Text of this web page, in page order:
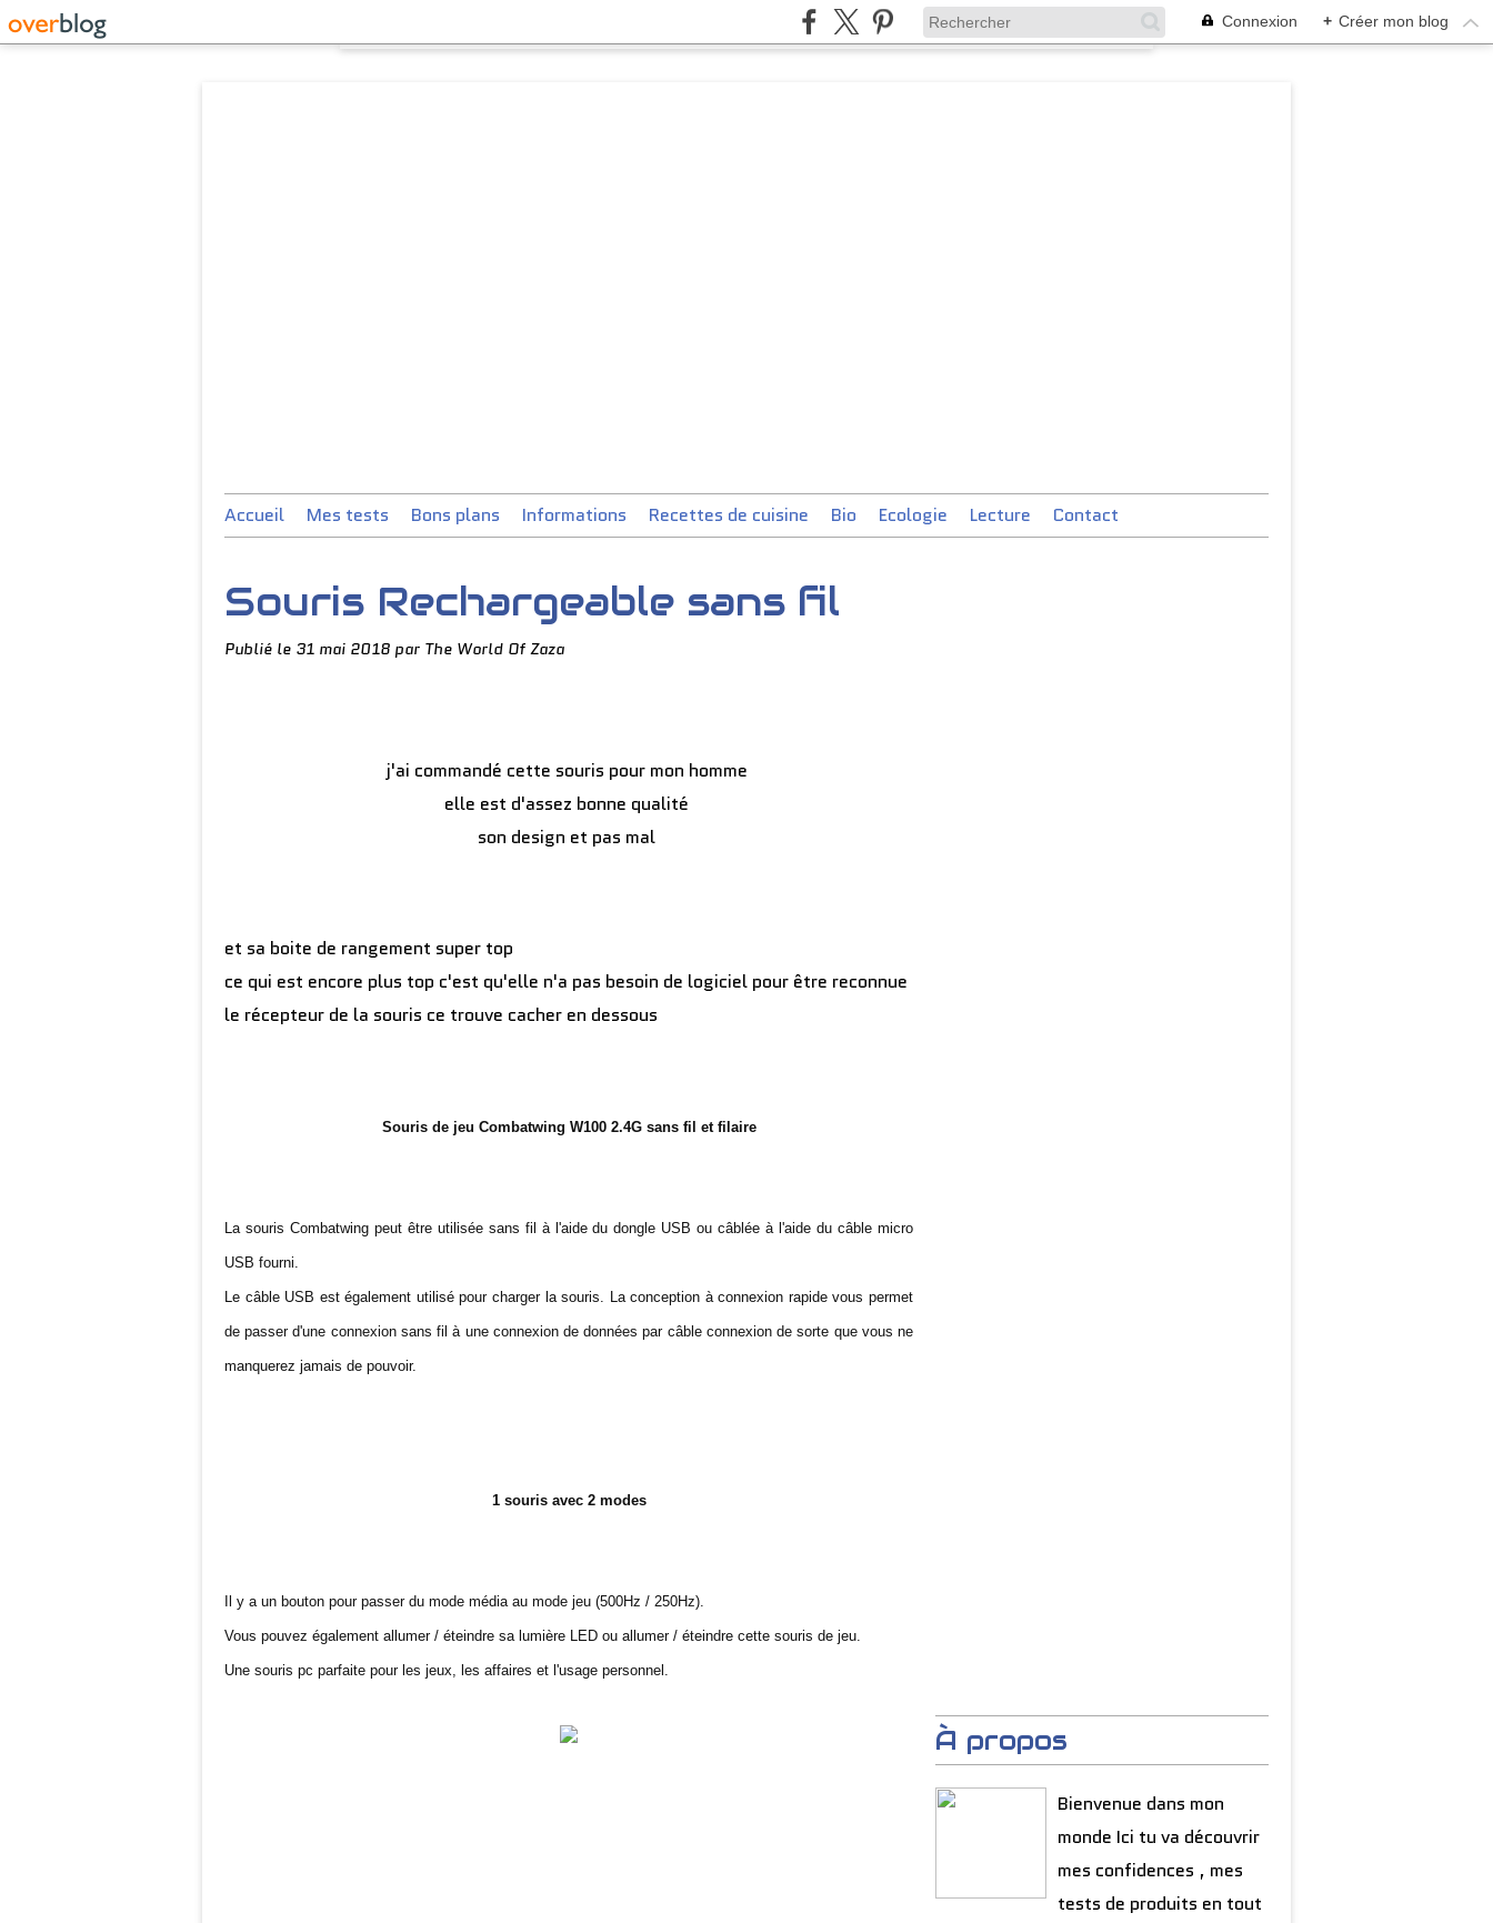
Connexion + Créer mon blog
Accueil Mes tests Bons plans Informations Recettes de cuisine Bio Ecologie Lecture Contact
Souris Rechargeable sans fil
Publié le 31 mai 2018 par The World Of Zaza
j'ai commandé cette souris pour mon homme
elle est d'assez bonne qualité
son design et pas mal
et sa boite de rangement super top
ce qui est encore plus top c'est qu'elle n'a pas besoin de logiciel pour être reconnue
le récepteur de la souris ce trouve cacher en dessous
Souris de jeu Combatwing W100 2.4G sans fil et filaire
La souris Combatwing peut être utilisée sans fil à l'aide du dongle USB ou câblée à l'aide du câble micro
USB fourni.
Le câble USB est également utilisé pour charger la souris. La conception à connexion rapide vous permet
de passer d'une connexion sans fil à une connexion de données par câble connexion de sorte que vous ne
manquerez jamais de pouvoir.
1 souris avec 2 modes
Il y a un bouton pour passer du mode média au mode jeu (500Hz / 250Hz).
Vous pouvez également allumer / éteindre sa lumière LED ou allumer / éteindre cette souris de jeu.
Une souris pc parfaite pour les jeux, les affaires et l'usage personnel.
À propos
Bienvenue dans mon
monde Ici tu va découvrir
mes confidences , mes
tests de produits en tout